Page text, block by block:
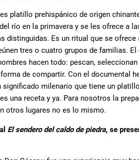
platillo prehispánico de origen
río en la primavera y se les ofrece a
distinguidas. Es un ritual que se
tres o cuatro grupos de familias.
hacen todo: pescan,
de compartir. Con el documental
significado milenario que tiene un
una receta y ya. Para nosotros la
otros lugares no es lo mismo.
El sendero del caldo de piedra, se